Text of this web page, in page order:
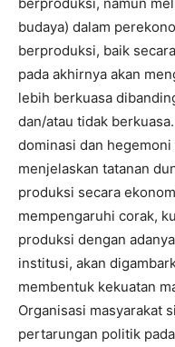
budaya) dalam
berproduksi, baik
pada akhirnya akan
lebih berkuasa
dan/atau tidak
dominasi dan
menjelaskan tatanan
produksi secara
mempengaruhi corak,
produksi dengan
institusi, akan
membentuk kekuatan
Organisasi masyarakat
pertarungan politik